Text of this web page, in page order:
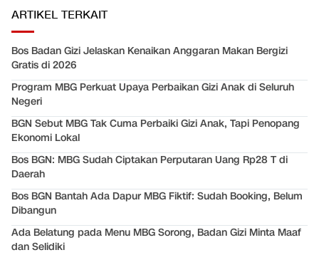
ARTIKEL TERKAIT
Bos Badan Gizi Jelaskan Kenaikan Anggaran Makan Bergizi
Gratis di 2026
Program MBG Perkuat Upaya Perbaikan Gizi Anak di Seluruh
Negeri
BGN Sebut MBG Tak Cuma Perbaiki Gizi Anak, Tapi Penopang
Ekonomi Lokal
Bos BGN: MBG Sudah Ciptakan Perputaran Uang Rp28 T di
Daerah
Bos BGN Bantah Ada Dapur MBG Fiktif: Sudah Booking, Belum
Dibangun
Ada Belatung pada Menu MBG Sorong, Badan Gizi Minta Maaf
dan Selidiki